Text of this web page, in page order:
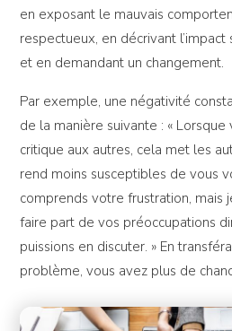
en exposant le mauvais
respectueux, en décrivant l’impact
et en demandant un changement.
Par exemple, une négativité
de la manière suivante : «
critique aux autres, cela met les
rend moins susceptibles de vous
comprends votre frustration, mais
faire part de vos préoccupations
puissions en discuter. » En
problème, vous avez plus de